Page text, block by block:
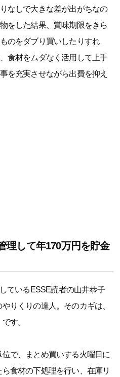
なしで大きな差が出がちなの
をした結果、賞味期限をきら
のをダブり買いしたりすれ
食材をムダなく活用して上手
を充実させながら出費を抑え
理して年170万円を貯金
ているESSE読者の山井恭子
りくりの達人。そのカギは、
す。
で、まとめ買いする火曜日に
食材の下処理を行い、在庫リ